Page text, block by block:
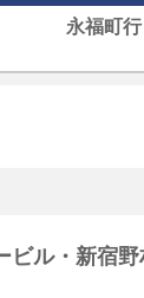
永福町行
ビル・新宿